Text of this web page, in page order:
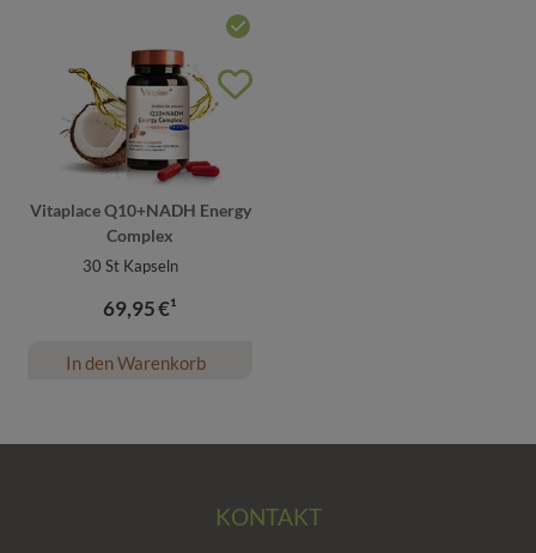
69,95€¹
Vitaplace Q10+NADH Energy
Complex
30 St Kapseln
In den Warenkorb
KONTAKT